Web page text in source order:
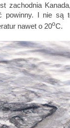
zachodnia
powinny. I nie są
nawet o 20oC.